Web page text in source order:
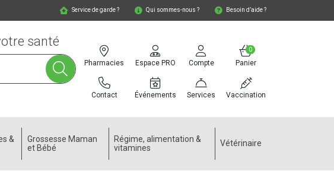
Service de garde ? Qui sommes-nous ? Besoin d’aide ?
Pharmacies
Contact
Espace PRO
Événements
Compte
Services
Panier
0
Vaccination
santé
&
Grossesse Maman
et Bébé
Régime, alimentation &
vitamines
Vétérinaire